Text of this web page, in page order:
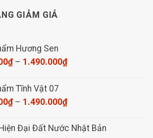
GIẢM GIÁ
Hương Sen
₫ – 1.490.000₫Khoảng
Tĩnh Vật 07
₫ – 1.490.000₫Khoảng
từ
190.000₫
Đại Đất Nước Nhật Bản